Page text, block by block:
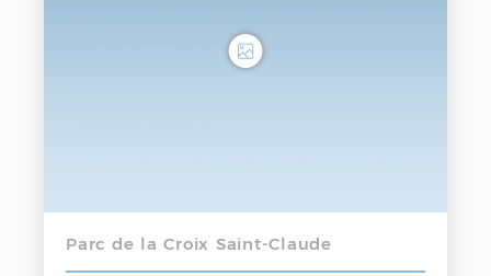
Parc de la Croix Saint-Claude